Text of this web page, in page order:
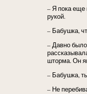
– Я пока еще
рукой.
– Бабушка,
– Давно
шторма. Он
– Бабушка,
– Не